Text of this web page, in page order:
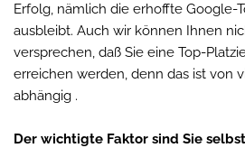
Erfolg, nämlich die erhoffte Google-
ausbleibt. Auch wir können Ihnen
versprechen, daß Sie eine Top-
erreichen werden, denn das ist von
abhängig .
Der wichtigte Faktor sind Sie